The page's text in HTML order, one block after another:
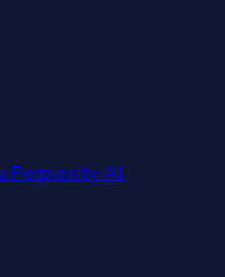
Perplexity AI.